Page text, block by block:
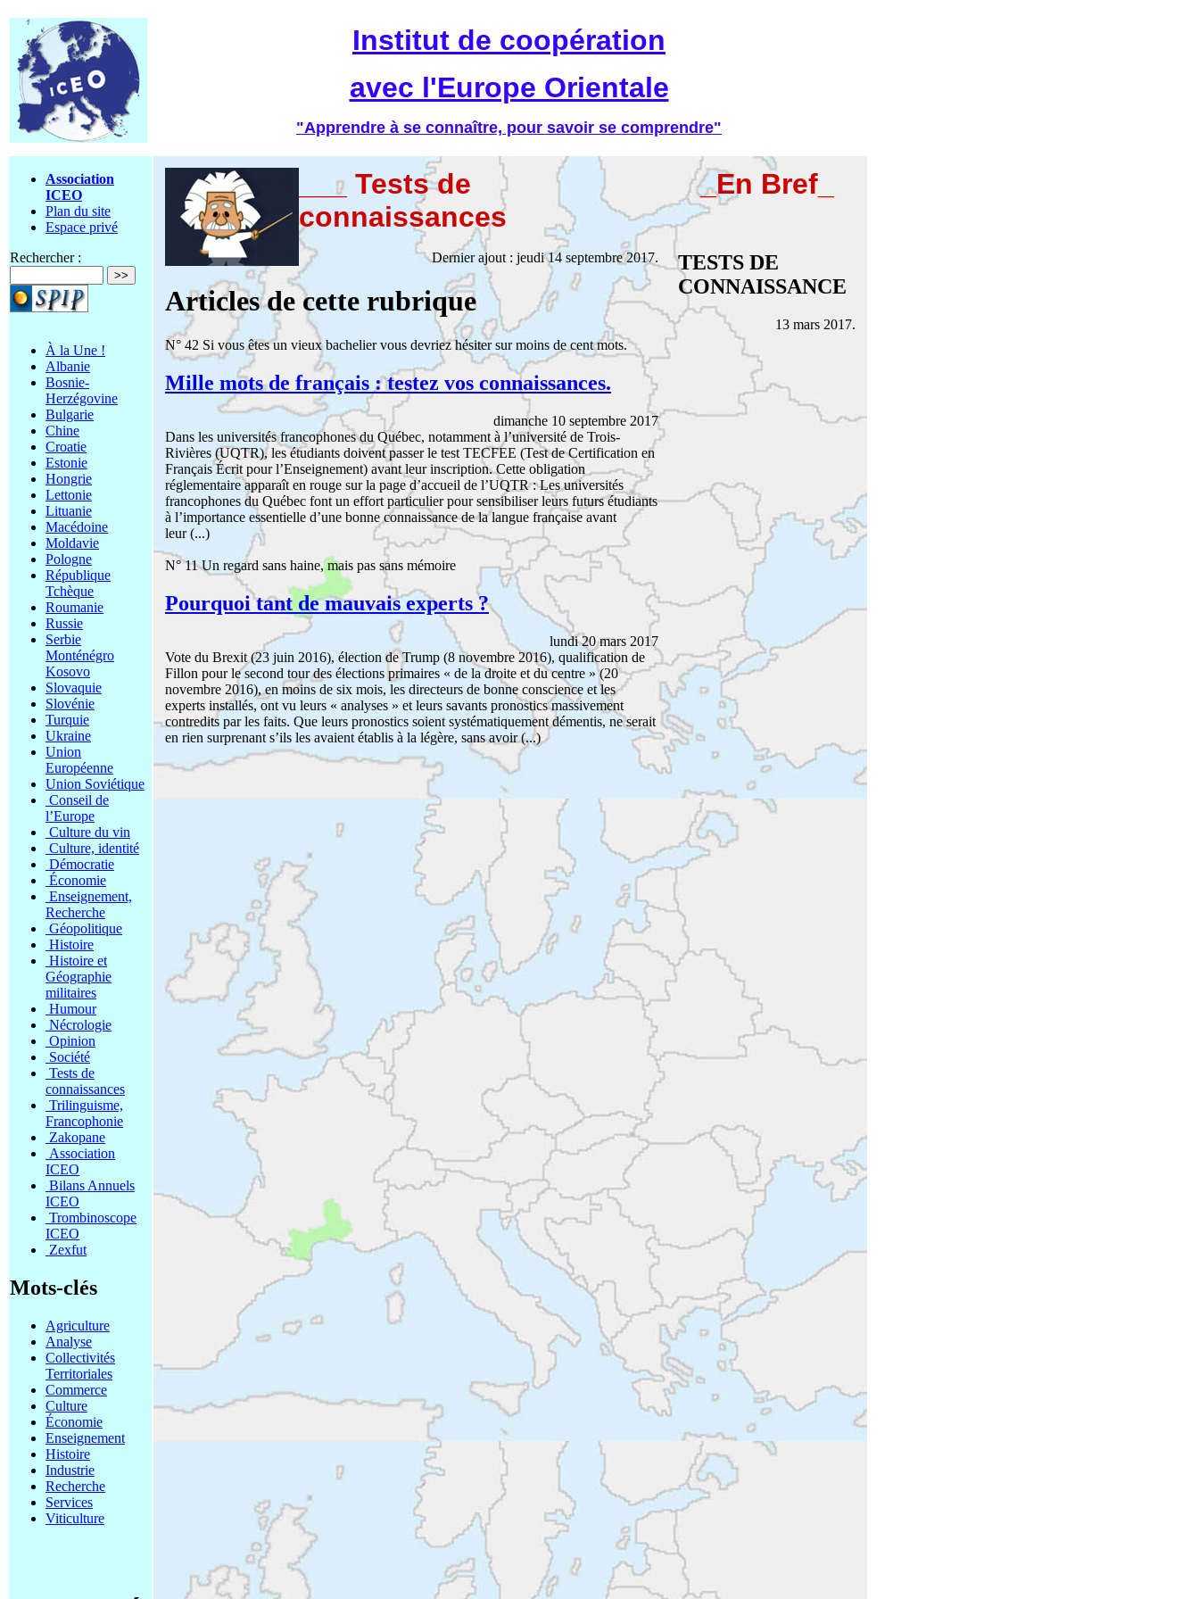
Institut de coopération
avec l'Europe Orientale
"Apprendre à se connaître, pour savoir se comprendre"
Association
ICEO
Plan du site
Espace privé
Rechercher :
À la Une !
Albanie
Bosnie-
Herzégovine
Bulgarie
Chine
Croatie
Estonie
Hongrie
Lettonie
Lituanie
Macédoine
Moldavie
Pologne
République
Tchèque
Roumanie
Russie
Serbie
Monténégro
Kosovo
Slovaquie
Slovénie
Turquie
Ukraine
Union
Européenne
Union Soviétique
Conseil de
l’Europe
Culture du vin
Culture, identité
Démocratie
Économie
Enseignement,
Recherche
Géopolitique
Histoire
Histoire et
Géographie
militaires
Humour
Nécrologie
Opinion
Société
Tests de
connaissances
Trilinguisme,
Francophonie
Zakopane
Association
ICEO
Bilans Annuels
ICEO
Trombinoscope
ICEO
Zexfut
Mots-clés
Agriculture
Analyse
Collectivités
Territoriales
Commerce
Culture
Économie
Enseignement
Histoire
Industrie
Recherche
Services
Viticulture
___ Tests de
connaissances
Dernier ajout : jeudi 14 septembre 2017.
Articles de cette rubrique
N° 42 Si vous êtes un vieux bachelier vous devriez hésiter sur moins de cent mots.
Mille mots de français : testez vos connaissances.
dimanche 10 septembre 2017
Dans les universités francophones du Québec, notamment à l’université de Trois-
Rivières (UQTR), les étudiants doivent passer le test TECFEE (Test de Certification en
Français Écrit pour l’Enseignement) avant leur inscription. Cette obligation
réglementaire apparaît en rouge sur la page d’accueil de l’UQTR : Les universités
francophones du Québec font un effort particulier pour sensibiliser leurs futurs étudiants
à l’importance essentielle d’une bonne connaissance de la langue française avant
leur (...)
N° 11 Un regard sans haine, mais pas sans mémoire
Pourquoi tant de mauvais experts ?
lundi 20 mars 2017
Vote du Brexit (23 juin 2016), élection de Trump (8 novembre 2016), qualification de
Fillon pour le second tour des élections primaires « de la droite et du centre » (20
novembre 2016), en moins de six mois, les directeurs de bonne conscience et les
experts installés, ont vu leurs « analyses » et leurs savants pronostics massivement
contredits par les faits. Que leurs pronostics soient systématiquement démentis, ne serait
en rien surprenant s’ils les avaient établis à la légère, sans avoir (...)
_En Bref_
TESTS DE
CONNAISSANCE
13 mars 2017.